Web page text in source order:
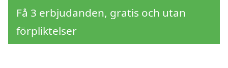
Få 3 erbjudanden, gratis och utan
förpliktelser